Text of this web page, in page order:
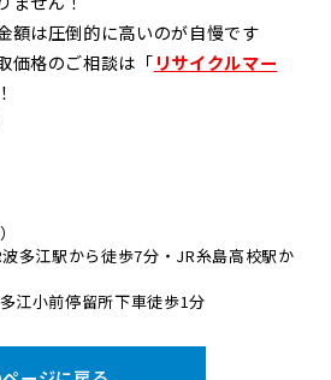
額は圧倒的に高いのが自慢です
価格のご相談は「リサイクルマー
多江駅から徒歩7分・JR糸島高校駅か
江小前停留所下車徒歩1分